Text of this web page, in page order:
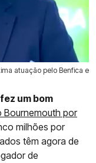
atuação pelo Benfica e
fez um bom
Bournemouth por
milhões por
têm agora de
de